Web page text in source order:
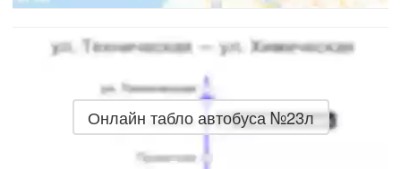
Онлайн табло автобуса №23л